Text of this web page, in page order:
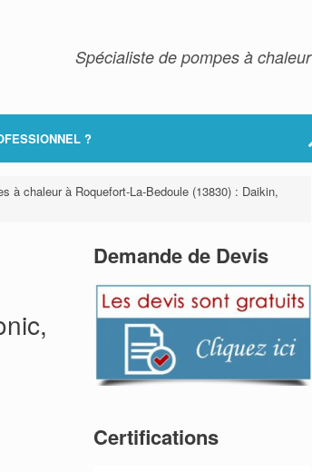
Spécialiste de pompes à chaleur
?
à chaleur à Roquefort-La-Bedoule (13830) : Daikin,
Demande de Devis
Certifications